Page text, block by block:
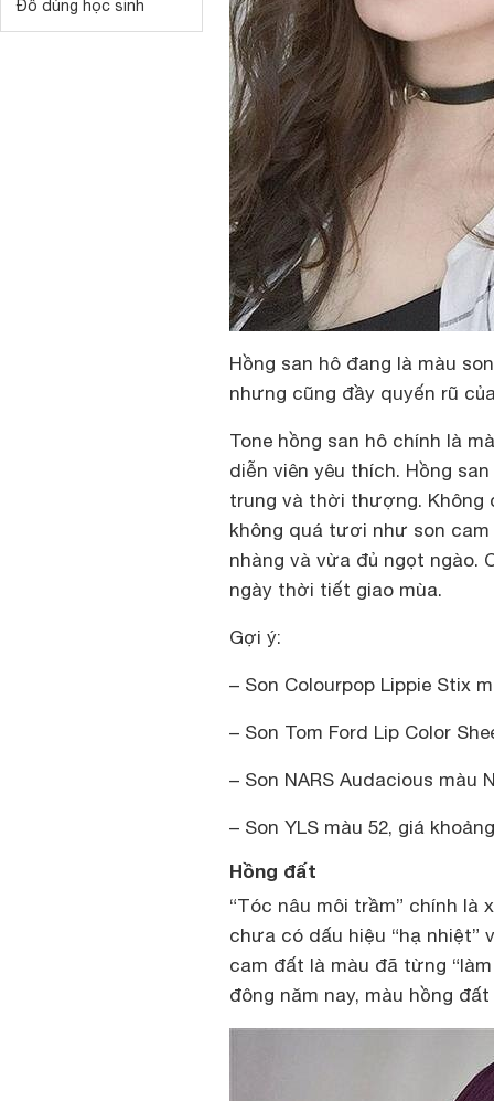
Đồ dùng học sinh
Hồng san hô đang là màu
nhưng cũng đầy quyến rũ
Tone hồng san hô chính là
diễn viên yêu thích. Hồng
trung và thời thượng. Không
không quá tươi như son cam
nhàng và vừa đủ ngọt ngào.
ngày thời tiết giao mùa.
Gợi ý:
– Son Colourpop Lippie Stix
– Son Tom Ford Lip Color
– Son NARS Audacious màu
– Son YLS màu 52, giá
Hồng đất
“Tóc nâu môi trầm” chính là
chưa có dấu hiệu “hạ nhiệt”
cam đất là màu đã từng
đông năm nay, màu hồng